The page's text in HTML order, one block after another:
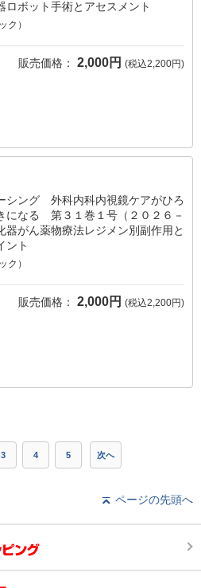
ロボット手術とアセスメント
ク）
販売価格： 2,000円 (税込2,200円)
シング 外科内科内視鏡ケアがひろ
になる 第３１巻１号（２０２６－
がん薬物療法レジメン別副作用と
ント
ク）
販売価格： 2,000円 (税込2,200円)
3 4 5 次へ
ページの先頭へ